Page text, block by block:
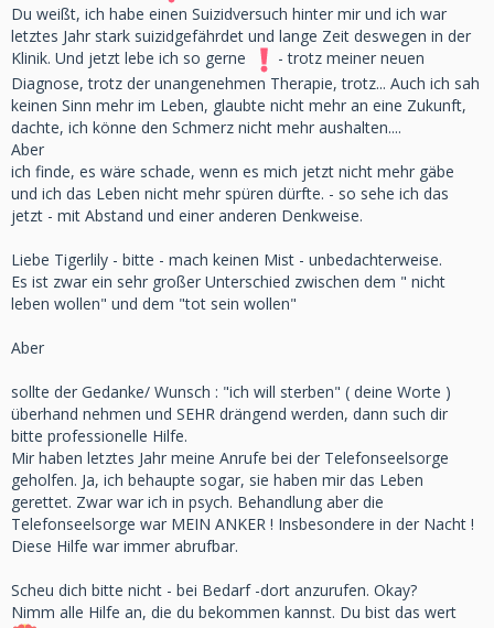
Du weißt, ich habe einen Suizidversuch hinter mir und ich war
letztes Jahr stark suizidgefährdet und lange Zeit deswegen in der
Klinik. Und jetzt lebe ich so gerne
- trotz meiner neuen
Diagnose, trotz der unangenehmen Therapie, trotz... Auch ich sah
keinen Sinn mehr im Leben, glaubte nicht mehr an eine Zukunft,
dachte, ich könne den Schmerz nicht mehr aushalten....
Aber
ich finde, es wäre schade, wenn es mich jetzt nicht mehr gäbe
und ich das Leben nicht mehr spüren dürfte. - so sehe ich das
jetzt - mit Abstand und einer anderen Denkweise.
Liebe Tigerlily - bitte - mach keinen Mist - unbedachterweise.
Es ist zwar ein sehr großer Unterschied zwischen dem " nicht
leben wollen" und dem "tot sein wollen"
Aber
sollte der Gedanke/ Wunsch : "ich will sterben" ( deine Worte )
überhand nehmen und SEHR drängend werden, dann such dir
bitte professionelle Hilfe.
Mir haben letztes Jahr meine Anrufe bei der Telefonseelsorge
geholfen. Ja, ich behaupte sogar, sie haben mir das Leben
gerettet. Zwar war ich in psych. Behandlung aber die
Telefonseelsorge war MEIN ANKER ! Insbesondere in der Nacht !
Diese Hilfe war immer abrufbar.
Scheu dich bitte nicht - bei Bedarf -dort anzurufen. Okay?
Nimm alle Hilfe an, die du bekommen kannst. Du bist das wert